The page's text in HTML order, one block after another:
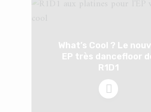
What’s Cool ? Le
EP très dancefloor
R1D1